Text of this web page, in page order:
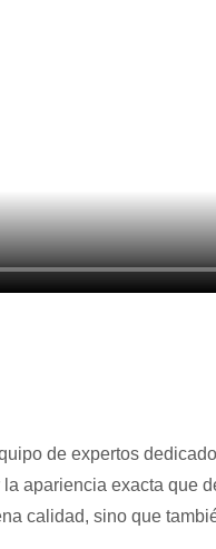
de expertos
apariencia exacta que
calidad, sino que